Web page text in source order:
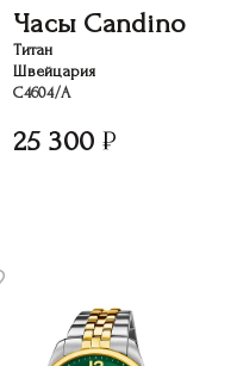
Часы Candino
Титан
Швейцария
C4604/A
25 300